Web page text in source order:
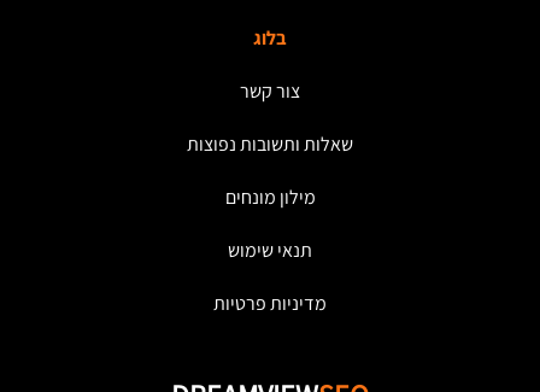
בלוג
צור קשר
שאלות ותשובות נפוצות
מילון מונחים
תנאי שימוש
מדיניות פרטיות